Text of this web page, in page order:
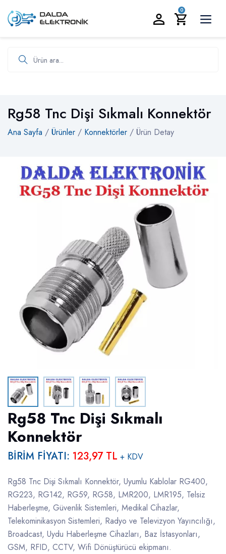
0
Rg58 Tnc Dişi Sıkmalı Konnektör
Ana Sayfa / Ürünler / Konnektörler / Ürün Detay
Rg58 Tnc Dişi Sıkmalı
Konnektör
BİRİM FİYATI: 123,97 TL + KDV
Rg58 Tnc Dişi Sıkmalı Konnektör, Uyumlu Kablolar RG400,
RG223, RG142, RG59, RG58, LMR200, LMR195, Telsiz
Haberleşme, Güvenlik Sistemleri, Medikal Cihazlar,
Telekominikasyon Sistemleri, Radyo ve Televizyon Yayıncılığı,
Broadcast, Uydu Haberleşme Cihazları, Baz İstasyonları,
GSM, RFID, CCTV, Wifi Dönüştürücü ekipmanı.